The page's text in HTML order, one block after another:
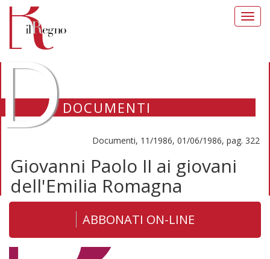
DOCUMENTI
Documenti, 11/1986, 01/06/1986, pag. 322
Giovanni Paolo II ai giovani
dell'Emilia Romagna
ABBONATI ON-LINE